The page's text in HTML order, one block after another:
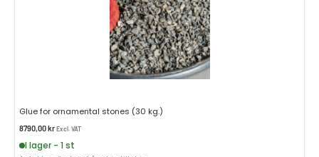
Glue for ornamental stones (30 kg.)
8790,00krExcl. VAT
I lager - 1 st